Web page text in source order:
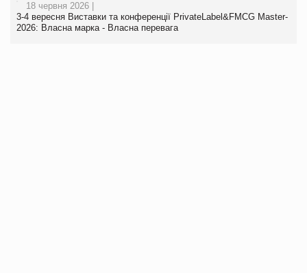
18 червня 2026 |
3-4 вересня Виставки та конференції PrivateLabel&FMCG Master-
2026: Власна марка - Власна перевага